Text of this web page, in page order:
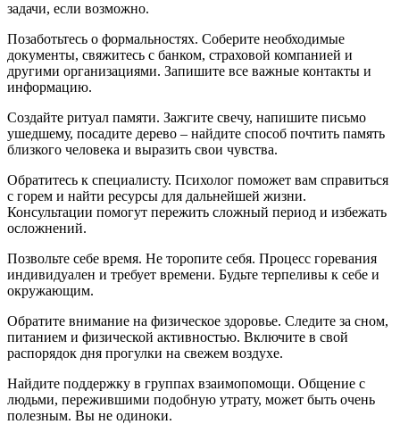
задачи, если возможно.
Позаботьтесь о формальностях. Соберите необходимые
документы, свяжитесь с банком, страховой компанией и
другими организациями. Запишите все важные контакты и
информацию.
Создайте ритуал памяти. Зажгите свечу, напишите письмо
ушедшему, посадите дерево – найдите способ почтить память
близкого человека и выразить свои чувства.
Обратитесь к специалисту. Психолог поможет вам справиться
с горем и найти ресурсы для дальнейшей жизни.
Консультации помогут пережить сложный период и избежать
осложнений.
Позвольте себе время. Не торопите себя. Процесс горевания
индивидуален и требует времени. Будьте терпеливы к себе и
окружающим.
Обратите внимание на физическое здоровье. Следите за сном,
питанием и физической активностью. Включите в свой
распорядок дня прогулки на свежем воздухе.
Найдите поддержку в группах взаимопомощи. Общение с
людьми, пережившими подобную утрату, может быть очень
полезным. Вы не одиноки.